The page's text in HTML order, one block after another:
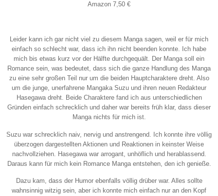
Amazon 7,50 €
Leider kann ich gar nicht viel zu diesem Manga sagen, weil er für mich
einfach so schlecht war, dass ich ihn nicht beenden konnte. Ich habe
mich bis etwas kurz vor der Hälfte durchgequält. Der Manga soll ein
Romance sein, was bedeutet, dass sich die ganze Handlung des Manga
zu eine sehr großen Teil nur um die beiden Hauptcharaktere dreht. Also
um die junge, unerfahrene Mangaka Suzu und ihren neuen Redakteur
Hasegawa dreht. Beide Charaktere fand ich aus unterschiedlichen
Gründen einfach schrecklich und daher war bereits früh klar, dass dieser
Manga nichts für mich ist.
Suzu war schrecklich naiv, nervig und anstrengend. Ich konnte ihre völlig
überzogen dargestellten Aktionen und Reaktionen in keinster Weise
nachvollziehen. Hasegawa war arrogant, unhöflich und herablassend.
Daraus kann für mich kein Romance Manga entstehen, den ich genieße.
Dazu kam, dass der Humor ebenfalls völlig drüber war. Alles sollte
wahnsinnig witzig sein, aber ich konnte mich einfach nur an den Kopf